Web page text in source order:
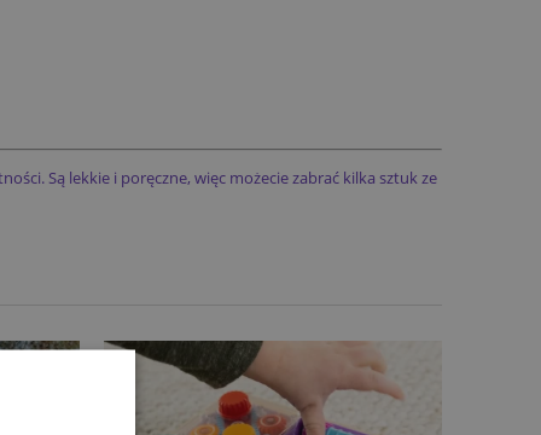
Są lekkie i poręczne, więc możecie zabrać kilka sztuk ze